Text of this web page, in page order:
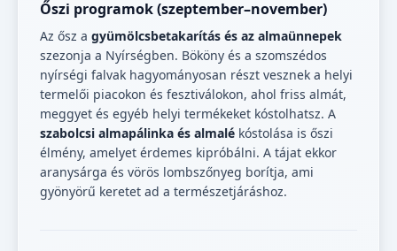
Őszi programok (szeptember–november)
Az ősz a gyümölcsbetakarítás és az almaünnepek
szezonja a Nyírségben. Bököny és a szomszédos
nyírségi falvak hagyományosan részt vesznek a helyi
termelői piacokon és fesztiválokon, ahol friss almát,
meggyet és egyéb helyi termékeket kóstolhatsz. A
szabolcsi almapálinka és almalé kóstolása is őszi
élmény, amelyet érdemes kipróbálni. A tájat ekkor
aranysárga és vörös lombszőnyeg borítja, ami
gyönyörű keretet ad a természetjáráshoz.